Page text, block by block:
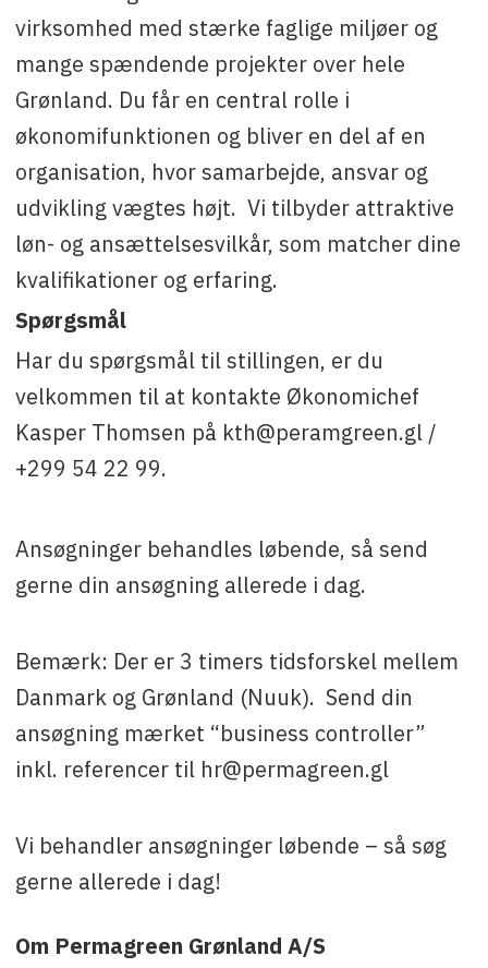
virksomhed med stærke faglige miljøer og
mange spændende projekter over hele
Grønland. Du får en central rolle i
økonomifunktionen og bliver en del af en
organisation, hvor samarbejde, ansvar og
udvikling vægtes højt. Vi tilbyder attraktive
løn- og ansættelsesvilkår, som matcher dine
kvalifikationer og erfaring.
Spørgsmål
Har du spørgsmål til stillingen, er du
velkommen til at kontakte Økonomichef
Kasper Thomsen på kth@peramgreen.gl /
+299 54 22 99.
Ansøgninger behandles løbende, så send
gerne din ansøgning allerede i dag.
Bemærk: Der er 3 timers tidsforskel mellem
Danmark og Grønland (Nuuk). Send din
ansøgning mærket “business controller”
inkl. referencer til hr@permagreen.gl
Vi behandler ansøgninger løbende – så søg
gerne allerede i dag!
Om Permagreen Grønland A/S